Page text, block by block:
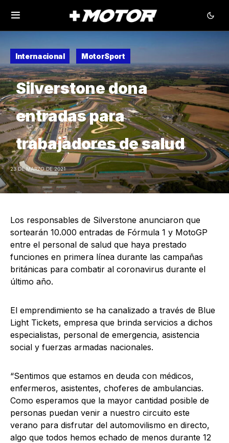
Internacional MotorSport
Silverstone dona
entradas para
trabajadores de salud
23 DE MARZO DE 2021
Los responsables de Silverstone anunciaron que
sortearán 10.000 entradas de Fórmula 1 y MotoGP
entre el personal de salud que haya prestado
funciones en primera línea durante las campañas
británicas para combatir al coronavirus durante el
último año.
El emprendimiento se ha canalizado a través de Blue
Light Tickets, empresa que brinda servicios a dichos
especialistas, personal de emergencia, asistencia
social y fuerzas armadas nacionales.
“Sentimos que estamos en deuda con médicos,
enfermeros, asistentes, choferes de ambulancias.
Como esperamos que la mayor cantidad posible de
personas puedan venir a nuestro circuito este
verano para disfrutar del automovilismo en directo,
algo que todos hemos echado de menos durante 12